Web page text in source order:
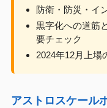
防衛・防災・イ
黒字化への道筋
要チェック
2024年12月上場
アストロスケール